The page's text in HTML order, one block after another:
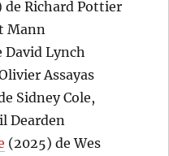
de Richard Pottier
Mann
David Lynch
Assayas
Sidney Cole,
Dearden
(2025) de Wes